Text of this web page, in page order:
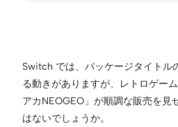
Switch では、パッケージタイトル
る動きがありますが、レトロゲー
アカNEOGEO」が順調な販売を見
はないでしょうか。